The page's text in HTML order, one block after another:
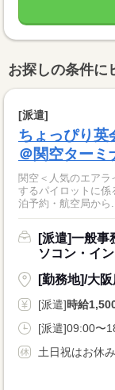
お探しの条件に
[派遣]
ちょっぴり
＠関空ターミ
関空＜人気のエア
するパイロットに
泊予約・航空局から
[派遣]一般事
ソコン・イ
[勤務地]/大
[派遣]時給
[派遣]09:00〜
土日祝はお休